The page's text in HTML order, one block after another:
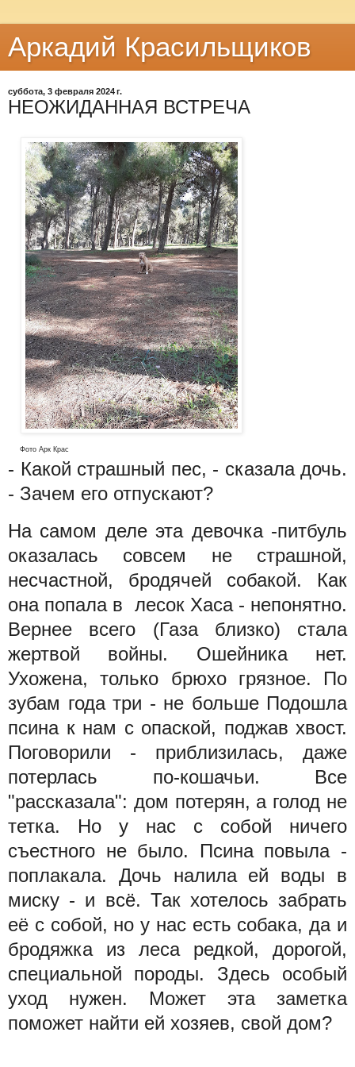
Аркадий Красильщиков
суббота, 3 февраля 2024 г.
НЕОЖИДАННАЯ ВСТРЕЧА
Фото Арк Крас
- Какой страшный пес, - сказала дочь.
- Зачем его отпускают?
На самом деле эта девочка -питбуль
оказалась совсем не страшной,
несчастной, бродячей собакой. Как
она попала в лесок Хаса - непонятно.
Вернее всего (Газа близко) стала
жертвой войны. Ошейника нет.
Ухожена, только брюхо грязное. По
зубам года три - не больше Подошла
псина к нам с опаской, поджав хвост.
Поговорили - приблизилась, даже
потерлась по-кошачьи. Все
"рассказала": дом потерян, а голод не
тетка. Но у нас с собой ничего
съестного не было. Псина повыла -
поплакала. Дочь налила ей воды в
миску - и всё. Так хотелось забрать
её с собой, но у нас есть собака, да и
бродяжка из леса редкой, дорогой,
специальной породы. Здесь особый
уход нужен. Может эта заметка
поможет найти ей хозяев, свой дом?